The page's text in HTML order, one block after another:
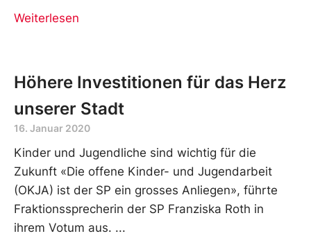
Weiterlesen
Höhere Investitionen für das Herz
unserer Stadt
16. Januar 2020
Kinder und Jugendliche sind wichtig für die
Zukunft «Die offene Kinder- und Jugendarbeit
(OKJA) ist der SP ein grosses Anliegen», führte
Fraktionssprecherin der SP Franziska Roth in
ihrem Votum aus.